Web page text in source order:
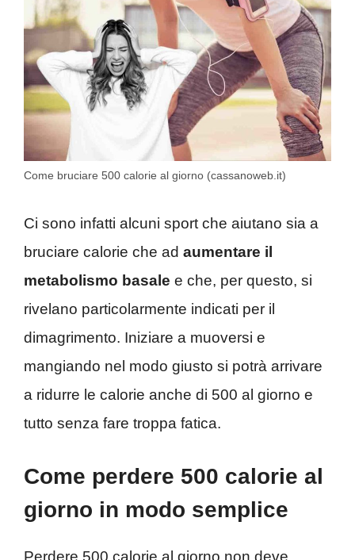
Come bruciare 500 calorie al giorno (cassanoweb.it)
Ci sono infatti alcuni sport che aiutano sia a
bruciare calorie che ad aumentare il
metabolismo basale e che, per questo, si
rivelano particolarmente indicati per il
dimagrimento. Iniziare a muoversi e
mangiando nel modo giusto si potrà arrivare
a ridurre le calorie anche di 500 al giorno e
tutto senza fare troppa fatica.
Come perdere 500 calorie al
giorno in modo semplice
Perdere 500 calorie al giorno non deve